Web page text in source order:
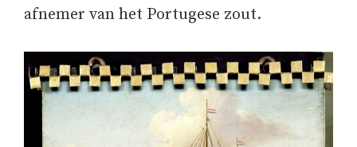
afnemer van het Portugese zout.